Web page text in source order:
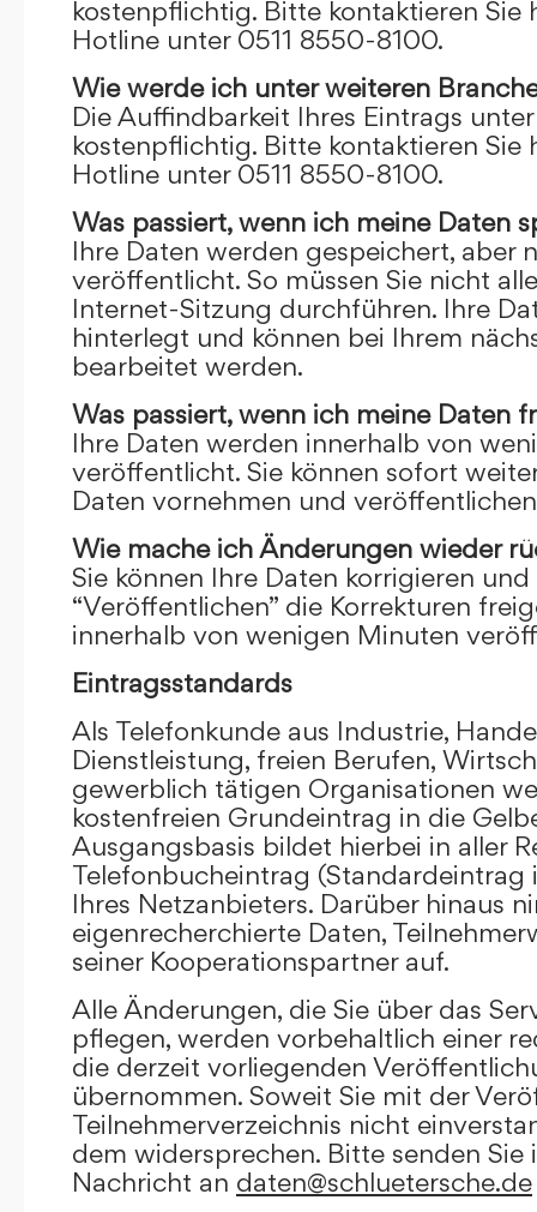
kostenpflichtig. Bitte kontaktieren Sie
Hotline unter 0511 8550-8100.
Wie werde ich unter weiteren
Die Auffindbarkeit Ihres Eintrags
kostenpflichtig. Bitte kontaktieren Sie
Hotline unter 0511 8550-8100.
Was passiert, wenn ich meine Daten
Ihre Daten werden gespeichert, aber
veröffentlicht. So müssen Sie nicht
Internet-Sitzung durchführen. Ihre
hinterlegt und können bei Ihrem
bearbeitet werden.
Was passiert, wenn ich meine Daten
Ihre Daten werden innerhalb von
veröffentlicht. Sie können sofort
Daten vornehmen und
Wie mache ich Änderungen wieder
Sie können Ihre Daten korrigieren
“Veröffentlichen” die Korrekturen
innerhalb von wenigen Minuten
Eintragsstandards
Als Telefonkunde aus Industrie,
Dienstleistung, freien Berufen,
gewerblich tätigen Organisationen
kostenfreien Grundeintrag in die
Ausgangsbasis bildet hierbei in aller
Telefonbucheintrag (Standardeintrag
Ihres Netzanbieters. Darüber hinaus
eigenrecherchierte Daten,
seiner Kooperationspartner auf.
Alle Änderungen, die Sie über das
pflegen, werden vorbehaltlich einer
die derzeit vorliegenden
übernommen. Soweit Sie mit der
Teilnehmerverzeichnis nicht
dem widersprechen. Bitte senden Sie
Nachricht an daten@schluetersche.de